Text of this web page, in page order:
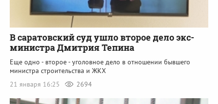
В саратовский суд ушло второе дело экс-
министра Дмитрия Тепина
Еще одно - второе - уголовное дело в отношении бывшего
министра строительства и ЖКХ
21 января 16:25
2694